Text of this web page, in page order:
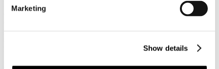
Marketing
Show details
Il turismo itinerante si consolida come una delle principali alternative
alla ricettività tradizionale. Secondo l’ultima indagine di Assocamp
profili di consumo per la stagione estiva 2026.
Leggi tutto...